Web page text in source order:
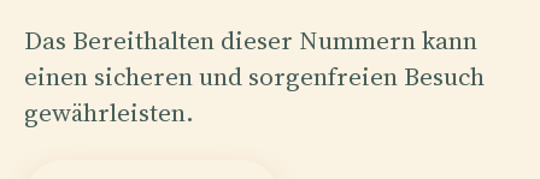
Das Bereithalten dieser Nummern kann
einen sicheren und sorgenfreien Besuch
gewährleisten.